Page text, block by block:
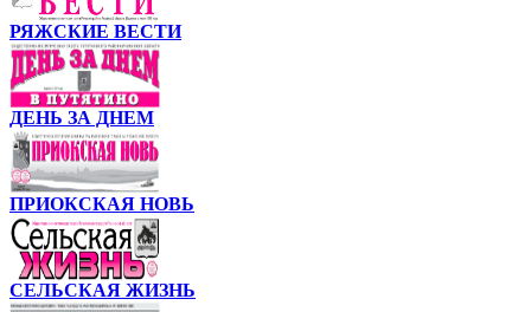
РЯЖСКИЕ ВЕСТИ
ДЕНЬ ЗА ДНЕМ
ПРИОКСКАЯ НОВЬ
СЕЛЬСКАЯ ЖИЗНЬ